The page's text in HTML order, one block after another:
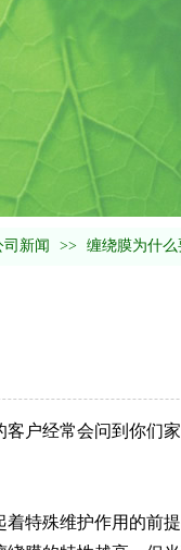
司新闻 >> 缠绕膜为什
客户经常会问到你们
着特殊维护作用的前